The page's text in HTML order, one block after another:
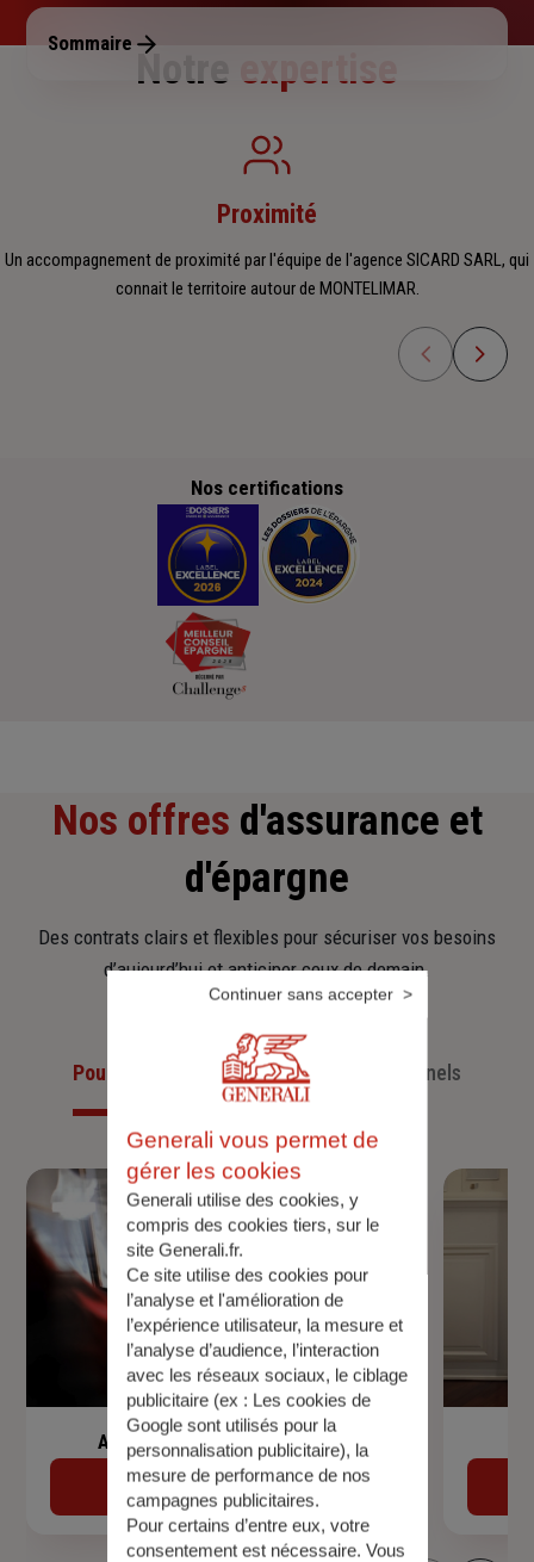
Dimanche : Fermé
Sommaire
Notre expertise
Proximité
Un accompagnement de proximité par l'équipe de l'agence SICARD SARL, qui
connait le territoire autour de MONTELIMAR.
Nos certifications
Nos offres d'assurance et
d'épargne
Des contrats clairs et flexibles pour sécuriser vos besoins
d’aujourd’hui et anticiper ceux de demain.
Pour les particuliersPour les professionnels
Assurance de prêt immobilier
Découvrir
Generali vous permet de
gérer les cookies
Generali utilise des cookies, y
compris des cookies tiers, sur le
site Generali.fr.
Ce site utilise des cookies pour
l’analyse et l'amélioration de
l’expérience utilisateur, la mesure et
l’analyse d’audience, l’interaction
avec les réseaux sociaux, le ciblage
publicitaire (ex : Les cookies de
Google sont utilisés pour la
personnalisation publicitaire), la
mesure de performance de nos
campagnes publicitaires.
Pour certains d’entre eux, votre
consentement est nécessaire. Vous
Continuer sans accepter